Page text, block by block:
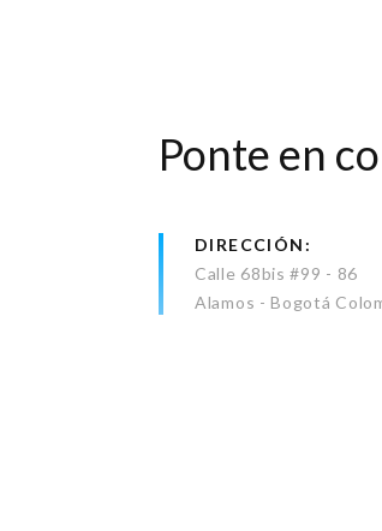
Ponte en
DIRECCIÓN
Calle 68bis #99 - 86
Alamos - Bogotá